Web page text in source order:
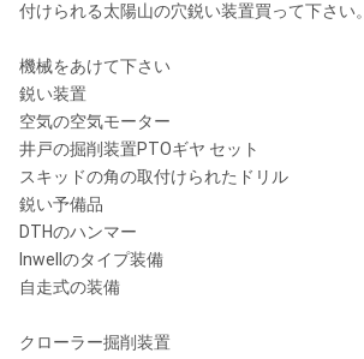
付けられる太陽山の穴鋭い装置買って下さい。
機械をあけて下さい
鋭い装置
空気の空気モーター
井戸の掘削装置PTOギヤ セット
スキッドの角の取付けられたドリル
鋭い予備品
DTHのハンマー
Inwellのタイプ装備
自走式の装備
クローラー掘削装置